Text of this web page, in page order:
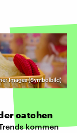
Images (Symbolbild)
catchen
kommen